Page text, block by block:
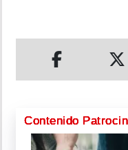
Contenido